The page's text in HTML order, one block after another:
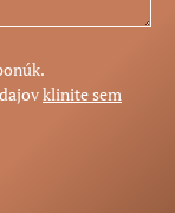
klinite sem